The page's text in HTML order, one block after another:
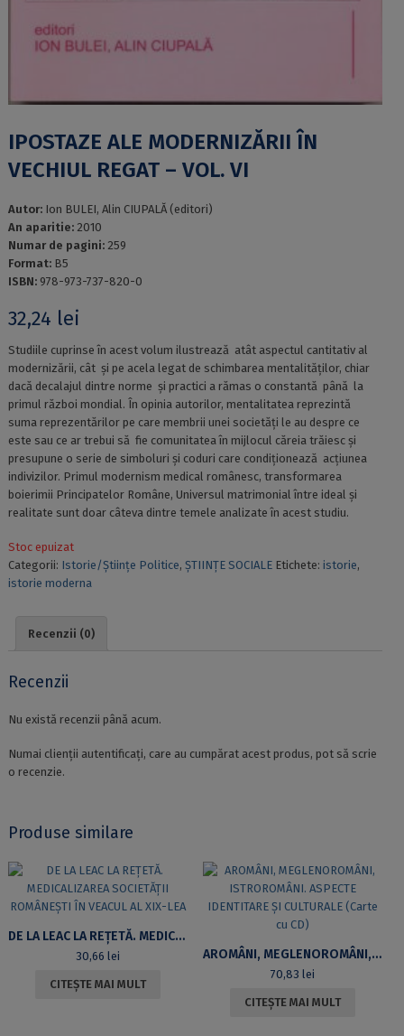
IPOSTAZE ALE MODERNIZĂRII ÎN
VECHIUL REGAT – VOL. VI
Autor: Ion BULEI, Alin CIUPALĂ (editori)
An aparitie: 2010
Numar de pagini: 259
Format: B5
ISBN: 978-973-737-820-0
32,24 lei
Studiile cuprinse în acest volum ilustrează atât aspectul cantitativ al
modernizării, cât și pe acela legat de schimbarea mentalităților, chiar
dacă decalajul dintre norme și practici a rămas o constantă până la
primul război mondial. În opinia autorilor, mentalitatea reprezintă
suma reprezentărilor pe care membrii unei societăți le au despre ce
este sau ce ar trebui să fie comunitatea în mijlocul căreia trăiesc și
presupune o serie de simboluri și coduri care condiționează acțiunea
indivizilor. Primul modernism medical românesc, transformarea
boierimii Principatelor Române, Universul matrimonial între ideal și
realitate sunt doar câteva dintre temele analizate în acest studiu.
Stoc epuizat
Categorii: Istorie/Științe Politice, ȘTIINȚE SOCIALE Etichete: istorie,
istorie moderna
Recenzii (0)
Recenzii
Nu există recenzii până acum.
Numai clienții autentificați, care au cumpărat acest produs, pot să scrie
o recenzie.
Produse similare
DE LA LEAC LA REȚETĂ. MEDICALIZAREA SOCIETĂȚII ROMÂNEȘTI ÎN VEACUL AL XIX-LEA
30,66 lei
CITEȘTE MAI MULT
AROMÂNI, MEGLENOROMÂNI, ISTROROMÂNI. ASPECTE IDENTITARE ȘI CULTURALE (CARTE CU CD)
70,83lei
CITEȘTE MAI MULT